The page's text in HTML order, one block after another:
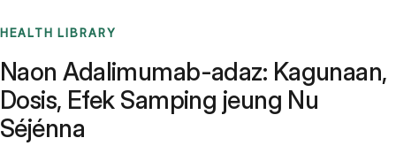
HEALTH LIBRARY
Naon Adalimumab-adaz: Kagunaan,
Dosis, Efek Samping jeung Nu
Séjénna